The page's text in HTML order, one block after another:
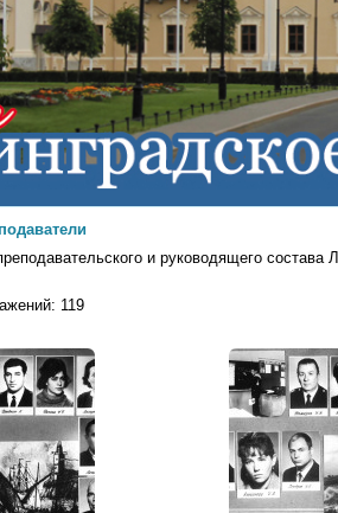
и руководящего состава
119